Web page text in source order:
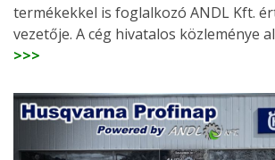
termékekkel is foglalkozó ANDL Kft.
vezetője. A cég hivatalos közleménye
>>>